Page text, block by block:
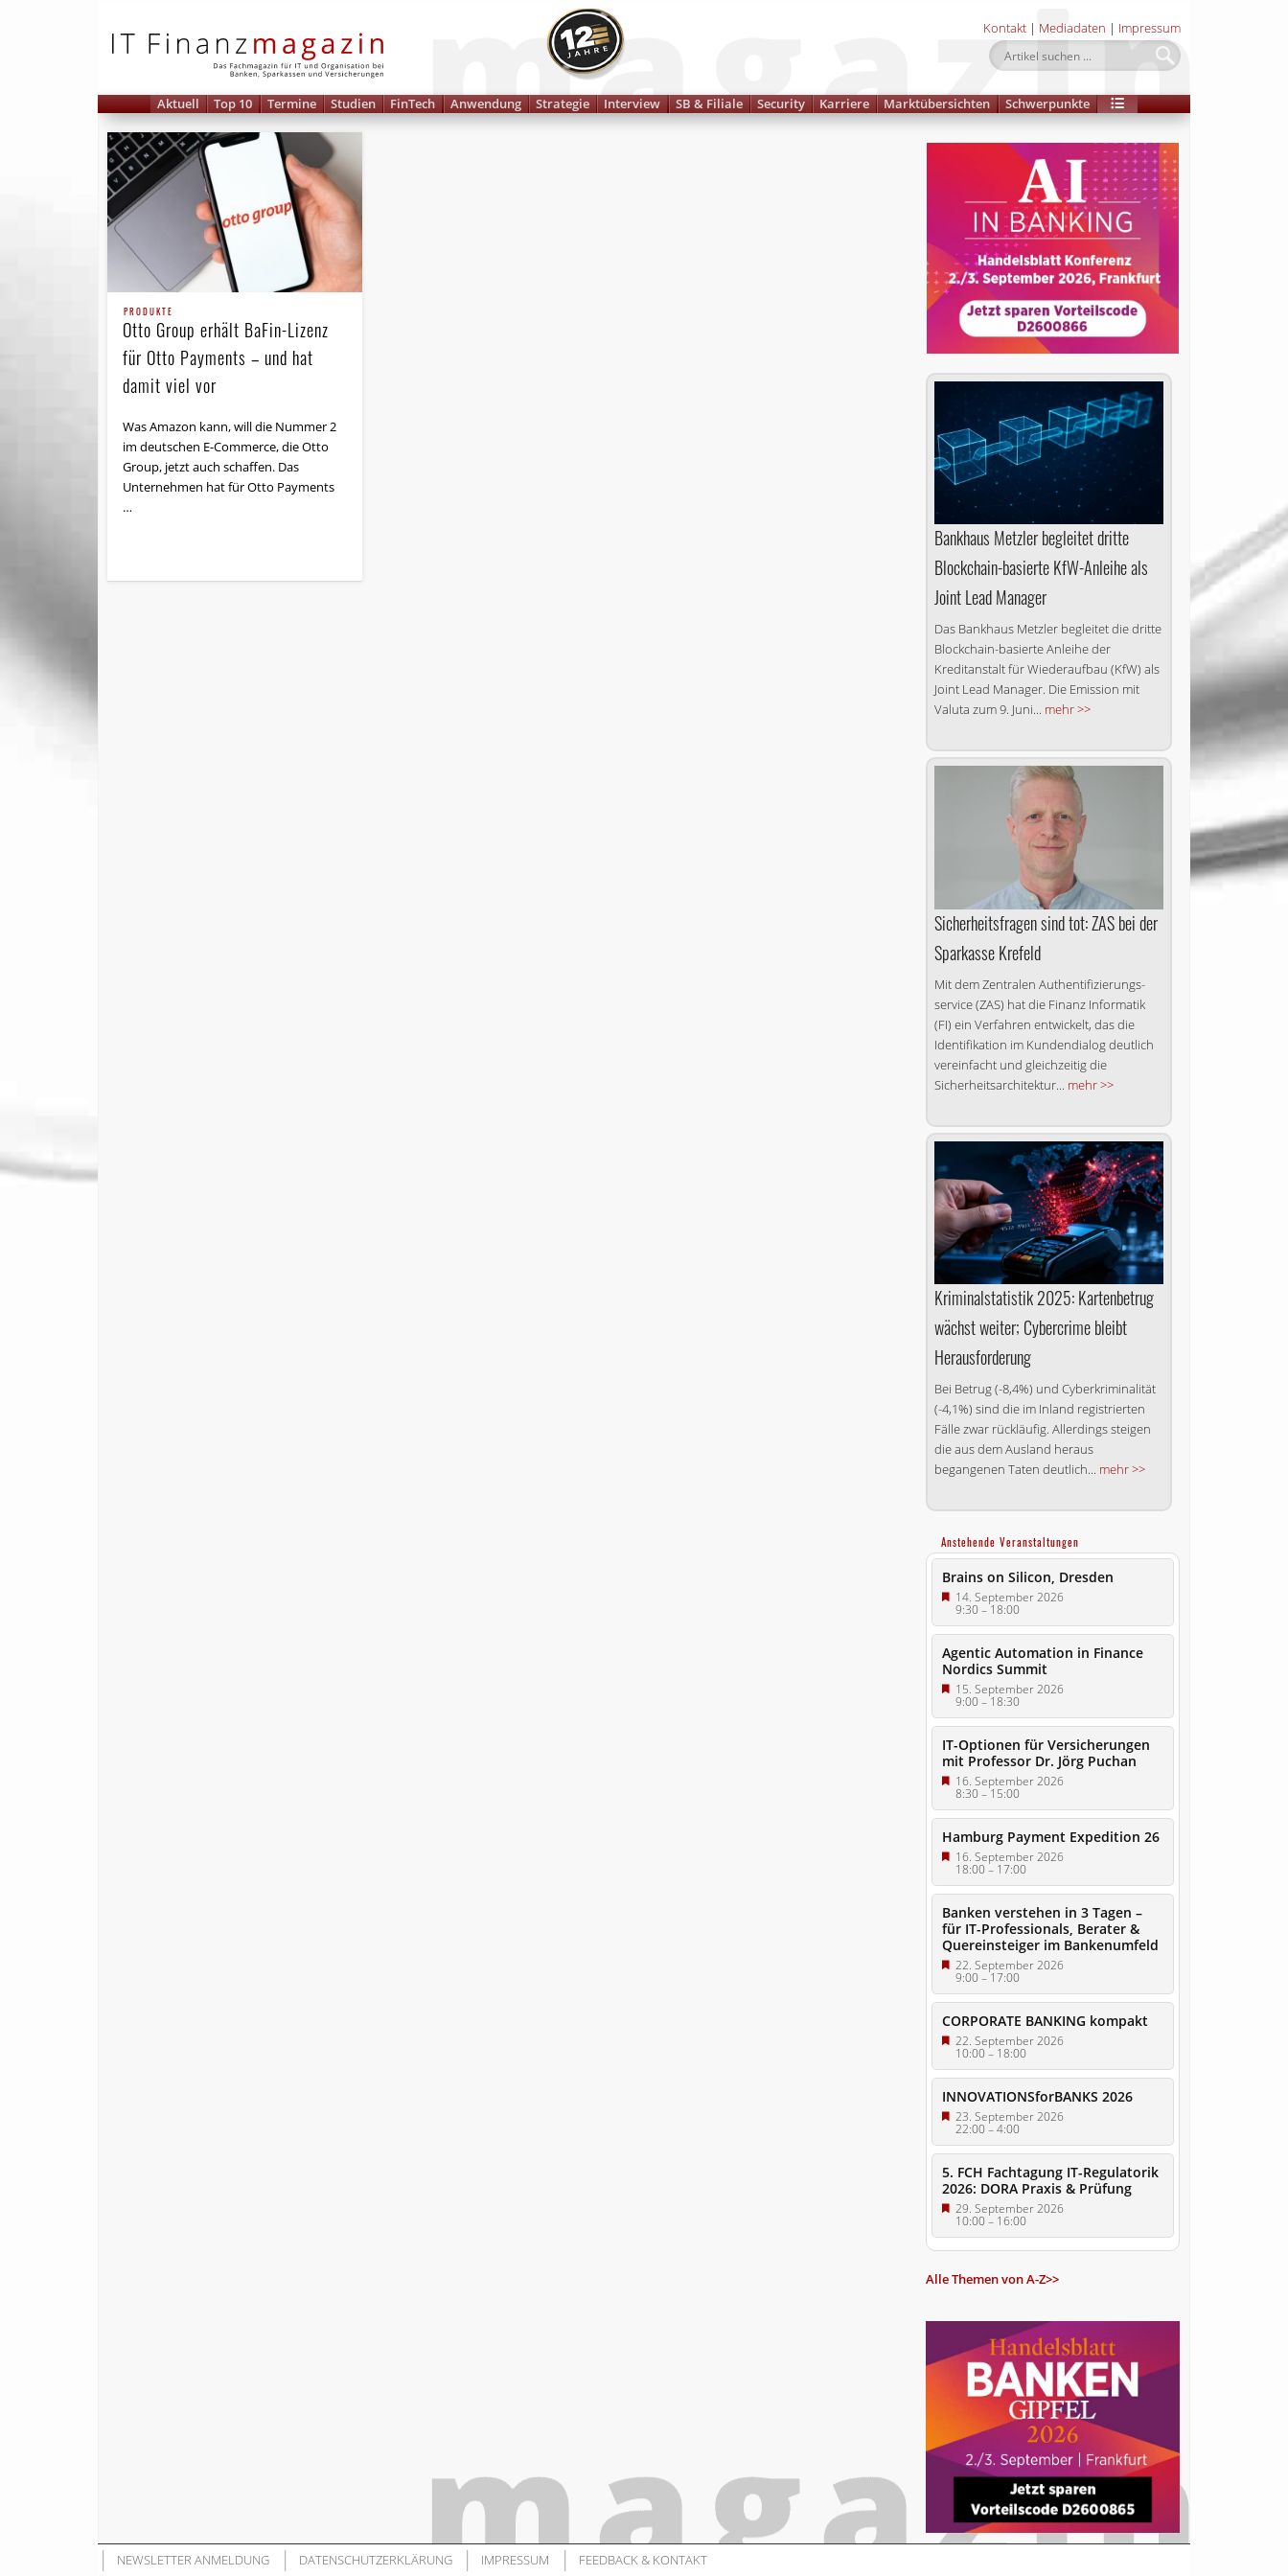
Kontakt | Mediadaten | Impressum
Aktuell Top 10 Termine Studien FinTech Anwendung Strategie Interview SB & Filiale Security Karriere Marktübersichten Schwerpunkte
PRODUKTE
Otto Group erhält BaFin-Lizenz
für Otto Payments – und hat
damit viel vor
Was Amazon kann, will die Nummer 2
im deutschen E-Commerce, die Otto
Group, jetzt auch schaffen. Das
Unternehmen hat für Otto Payments
…
Bankhaus Metzler begleitet dritte
Blockchain-basierte KfW-Anleihe als
Joint Lead Manager
Das Bankhaus Metzler begleitet die dritte
Blockchain-basierte Anleihe der
Kreditanstalt für Wiederaufbau (KfW) als
Joint Lead Manager. Die Emission mit
Valuta zum 9. Juni... mehr >>
Sicherheitsfragen sind tot: ZAS bei der
Sparkasse Krefeld
Mit dem Zentralen Authenti­fizierungs­
service (ZAS) hat die Finanz Informatik
(FI) ein Verfahren entwickelt, das die
Identifikation im Kundendialog deutlich
vereinfacht und gleichzeitig die
Sicherheitsarchitektur... mehr >>
Kriminalstatistik 2025: Kartenbetrug
wächst weiter; Cybercrime bleibt
Herausforderung
Bei Betrug (-8,4%) und Cyberkriminalität
(-4,1%) sind die im Inland registrierten
Fälle zwar rückläufig. Allerdings steigen
die aus dem Ausland heraus
begangenen Taten deutlich... mehr >>
Anstehende Veranstaltungen
Brains on Silicon, Dresden
14. September 2026
9:30–18:00
Agentic Automation in Finance
Nordics Summit
15. September 2026
9:00–18:30
IT-Optionen für Versicherungen
mit Professor Dr. Jörg Puchan
16. September 2026
8:30–15:00
Hamburg Payment Expedition 26
16. September 2026
18:00– 17:00
Banken verstehen in 3 Tagen –
für IT-Professionals, Berater &
Quereinsteiger im Bankenumfeld
22. September 2026
9:00–17:00
CORPORATE BANKING kompakt
22. September 2026
10:00– 18:00
INNOVATIONSforBANKS 2026
23. September 2026
22:00–4:00
5. FCH Fachtagung IT-Regulatorik
2026: DORA Praxis & Prüfung
29. September 2026
10:00– 16:00
Alle Themen von A-Z>>
NEWSLETTER ANMELDUNG DATENSCHUTZERKLÄRUNG IMPRESSUM FEEDBACK & KONTAKT